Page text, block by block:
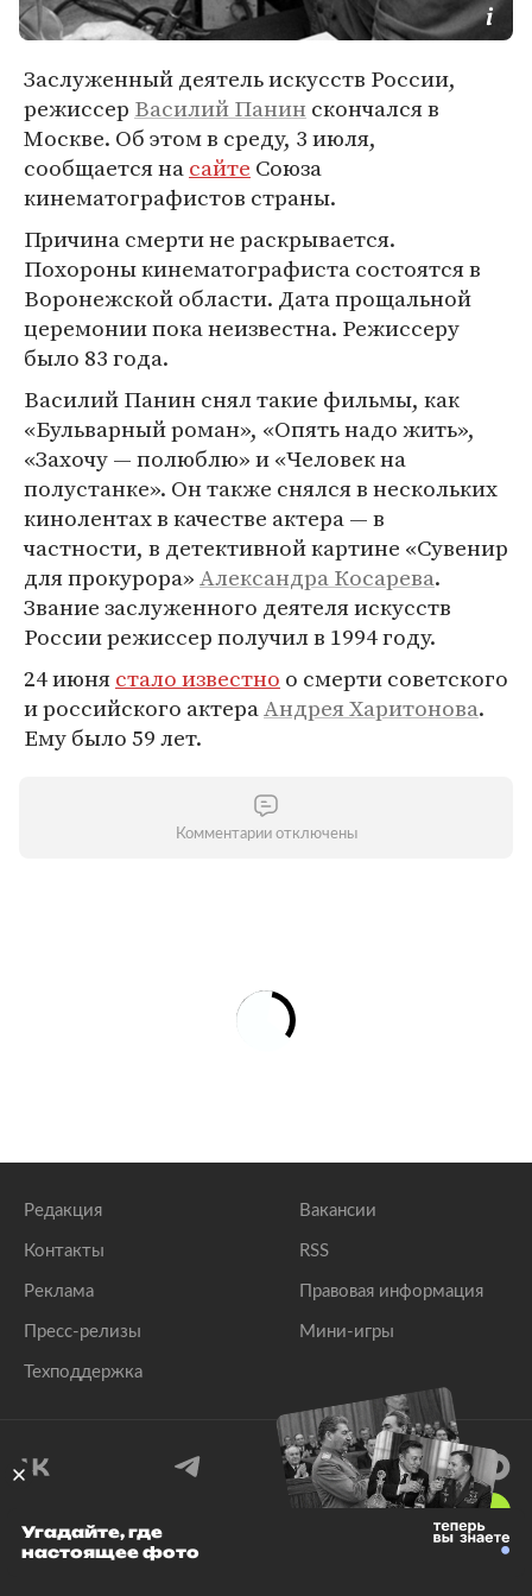
Заслуженный деятель искусств России,
режиссер Василий Панин скончался в
Москве. Об этом в среду, 3 июля,
сообщается насайте Союза
кинематографистов страны.
Причина смерти не раскрывается.
Похороны кинематографиста состоятся в
Воронежской области. Дата прощальной
церемонии пока неизвестна. Режиссеру
было 83 года.
Василий Панин снял такие фильмы, как
«Бульварный роман», «Опять надо жить»,
«Захочу — полюблю» и «Человек на
полустанке». Он также снялся в нескольких
кинолентах в качестве актера — в
частности, в детективной картине «Сувенир
для прокурора»Александра Косарева.
Звание заслуженного деятеля искусств
России режиссер получил в 1994 году.
24 июнястало известно о смерти советского
и российского актераАндрея Харитонова.
Ему было 59 лет.
Комментарии отключены
Редакция
Контакты
Реклама
Пресс-релизы
Техподдержка
Вакансии
RSS
Правовая информация
Мини-игры
© 1999–2026 Все права защищены.
Угадайте, где
настоящее фото